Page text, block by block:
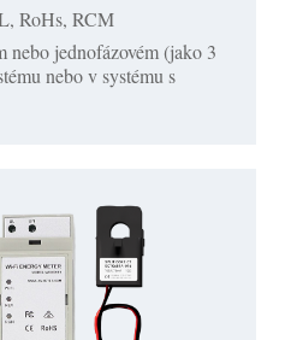
RoHs, RCM
nebo jednofázovém (jako 3
nebo v systému s